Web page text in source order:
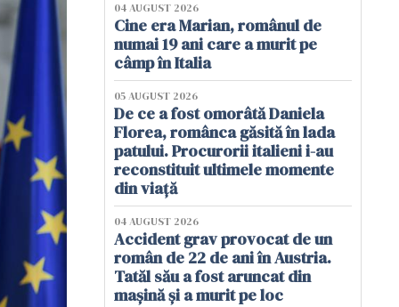
04 AUGUST 2026
Cine era Marian, românul de
numai 19 ani care a murit pe
câmp în Italia
05 AUGUST 2026
De ce a fost omorâtă Daniela
Florea, românca găsită în lada
patului. Procurorii italieni i-au
reconstituit ultimele momente
din viață
04 AUGUST 2026
Accident grav provocat de un
român de 22 de ani în Austria.
Tatăl său a fost aruncat din
mașină și a murit pe loc